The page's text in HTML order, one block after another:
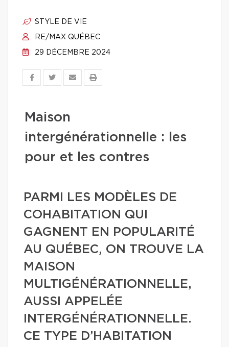
STYLE DE VIE
RE/MAX QUÉBEC
29 DÉCEMBRE 2024
Maison
intergénérationnelle : les
pour et les contres
PARMI LES MODÈLES DE
COHABITATION QUI
GAGNENT EN POPULARITÉ
AU QUÉBEC, ON TROUVE LA
MAISON
MULTIGÉNÉRATIONNELLE,
AUSSI APPELÉE
INTERGÉNÉRATIONNELLE.
CE TYPE D’HABITATION